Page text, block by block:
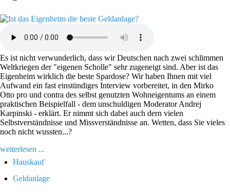
Es ist nicht verwunderlich, dass wir Deutschen nach zwei schlimmen
Weltkriegen der "eigenen Scholle" sehr zugeneigt sind. Aber ist das
Eigenheim wirklich die beste Spardose? Wir haben Ihnen mit viel
Aufwand ein fast einstündiges Interview vorbereitet, in den Mirko
Otto pro und contra des selbst genutzten Wohneigentums an einem
praktischen Beispielfall - dem unschuldigen Moderator Andrej
Karpinski - erklärt. Er nimmt sich dabei auch dern vielen
Selbstverständnisse und Missverständnisse an. Wetten, dass Sie vieles
noch nicht wussten...?
weiterlesen ...
Hauskauf
Geldanlage